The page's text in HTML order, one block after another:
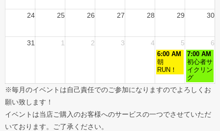
24 25 26 27 28 29 30
31 1 2 3 4 5 6
6:00 AM
朝
RUN！
7:00 AM
初心者サ
イクリン
グ
※毎月のイベントは自己責任でのご参加になりますのでよろしくお
願い致します！
イベントは当店ご購入のお客様へのサービスの一つでさせていただ
いております。ご了承ください。